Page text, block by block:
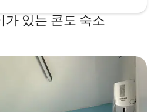
가 있는 콘도 숙소